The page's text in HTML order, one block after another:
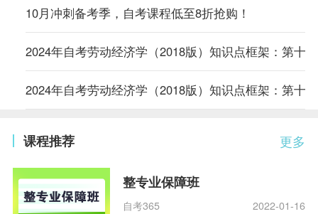
10月冲刺备考季，自考课程低至8折抢购！
2024年自考劳动经济学（2018版）知识点框架：第十
2024年自考劳动经济学（2018版）知识点框架：第十
更多
课程推荐
整专业保障班
自考365 2022-01-16